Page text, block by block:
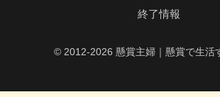
終了情報
© 2012-2026 懸賞主婦｜懸賞で生活